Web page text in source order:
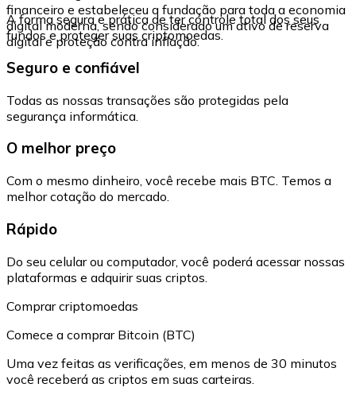
financeiro e estabeleceu a fundação para toda a economia
digital moderna, sendo considerado um ativo de reserva
digital e proteção contra inflação.
A forma segura e prática de ter controle total dos seus
fundos e proteger suas criptomoedas.
Seguro e confiável
Todas as nossas transações são protegidas pela
segurança informática.
O melhor preço
Com o mesmo dinheiro, você recebe mais BTC. Temos a
melhor cotação do mercado.
Rápido
Do seu celular ou computador, você poderá acessar nossas
plataformas e adquirir suas criptos.
Comprar criptomoedas
Comece a comprar Bitcoin (BTC)
Uma vez feitas as verificações, em menos de 30 minutos
você receberá as criptos em suas carteiras.